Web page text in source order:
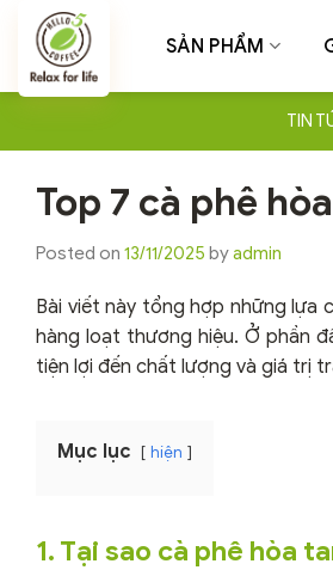
Chuyển
dung
SẢN PHẨM
TIN
Top 7 cà phê
Posted on 13/11/2025 byadmin
Bài viết này tổng hợp những lựa
hàng loạt thương hiệu. Ở phần
tiện lợi đến chất lượng và giá trị
Mục lục hiện
1. Tại sao cà phê hòa